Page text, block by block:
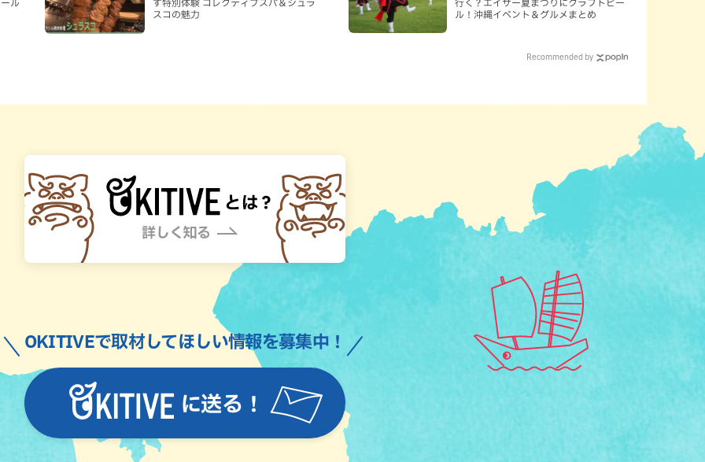
ル
す特別体験 コレクティブスパ＆シュラ
スコの魅力
行く？エイサー夏まつりにクラフトビー
ル！沖縄イベント＆グルメまとめ
Recommended by
に送る！
OKITIVEで取材してほしい情報を募集中！